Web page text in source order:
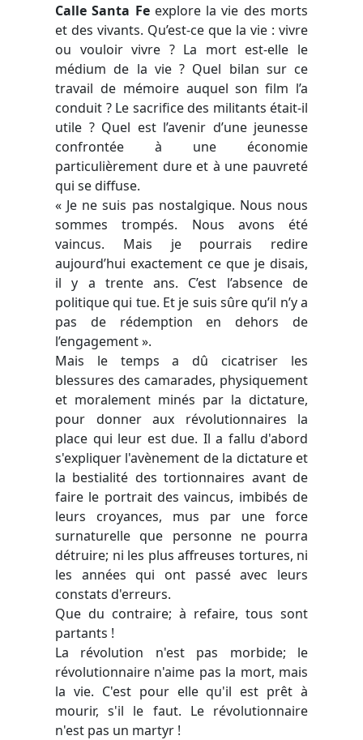
Calle Santa Feexplore la vie des morts
et des vivants. Qu’est-ce que la vie : vivre
ou vouloir vivre ? La mort est-elle le
médium de la vie ? Quel bilan sur ce
travail de mémoire auquel son film l’a
conduit ? Le sacrifice des militants était-il
utile ? Quel est l’avenir d’une jeunesse
confrontée à une économie
particulièrement dure et à une pauvreté
qui se diffuse.
« Je ne suis pas nostalgique. Nous nous
sommes trompés. Nous avons été
vaincus. Mais je pourrais redire
aujourd’hui exactement ce que je disais,
il y a trente ans. C’est l’absence de
politique qui tue. Et je suis sûre qu’il n’y a
pas de rédemption en dehors de
l’engagement ».
Mais le temps a dû cicatriser les
blessures des camarades, physiquement
et moralement minés par la dictature,
pour donner aux révolutionnaires la
place qui leur est due. Il a fallu d'abord
s'expliquer l'avènement de la dictature et
la bestialité des tortionnaires avant de
faire le portrait des vaincus, imbibés de
leurs croyances, mus par une force
surnaturelle que personne ne pourra
détruire; ni les plus affreuses tortures, ni
les années qui ont passé avec leurs
constats d'erreurs.
Que du contraire; à refaire, tous sont
partants !
La révolution n'est pas morbide; le
révolutionnaire n'aime pas la mort, mais
la vie. C'est pour elle qu'il est prêt à
mourir, s'il le faut. Le révolutionnaire
n'est pas un martyr !